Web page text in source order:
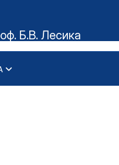
Б.В. Лесика